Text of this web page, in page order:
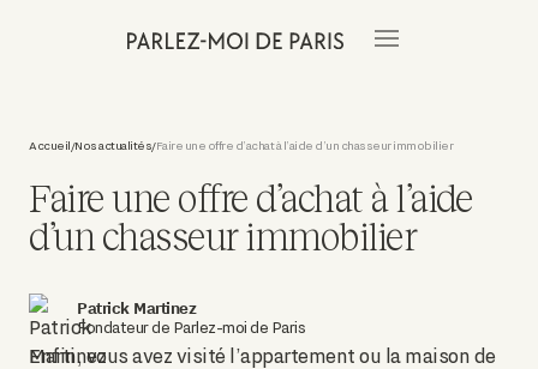
Accueil/Nos actualités/Faire une offre d’achat à l’aide d’un chasseur immobilier
Faire une offre d’achat à l’aide
d’un chasseur immobilier
Patrick Martinez
Fondateur de Parlez-moi de Paris
Enfin, vous avez visité l’appartement ou la maison de